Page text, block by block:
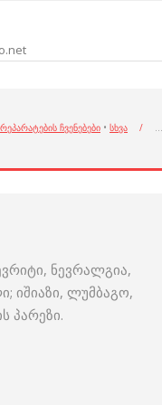
ჩვენებები • სხვა / …
ნევრალგია,
იშიაზი, ლუმბაგო,
პარეზი.